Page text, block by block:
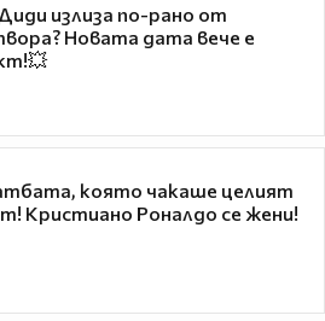
излиза по-рано от
Новата дата вече е
която чакаше целият
Кристиано Роналдо се жени!